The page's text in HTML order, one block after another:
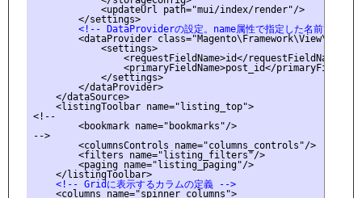
            <updateUrl path="mui/index/render"/>
        </settings>
<!-- DataProviderの設定。name属性で指定した名前でデー
<dataProvider
            <settings>
                <requestFieldName>id</requestFieldName>
<primaryFieldName>post_id</
            </settings>
        </dataProvider>
    </dataSource>
    <listingToolbar name="listing_top">
<!--
        <bookmark name="bookmarks"/>
-->
        <columnsControls name="columns_controls"/>
        <filters name="listing_filters"/>
        <paging name="listing_paging"/>
    </listingToolbar>
    <!-- Gridに表示するカラムの定義 -->
    <columns name="spinner_columns">